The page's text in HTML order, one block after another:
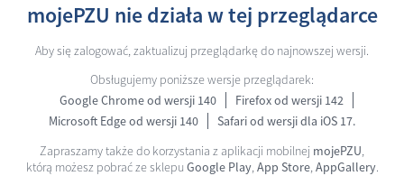
mojePZU nie działa w tej przeglądarce
Aby się zalogować, zaktualizuj przeglądarkę do najnowszej wersji.
Obsługujemy poniższe wersje przeglądarek:
Google Chrome od wersji 140
Firefox od wersji 142
Microsoft Edge od wersji 140
Safari od wersji dla iOS 17.
Zapraszamy także do korzystania z aplikacji mobilnej mojePZU,
którą możesz pobrać ze sklepu Google Play,App Store,AppGallery.